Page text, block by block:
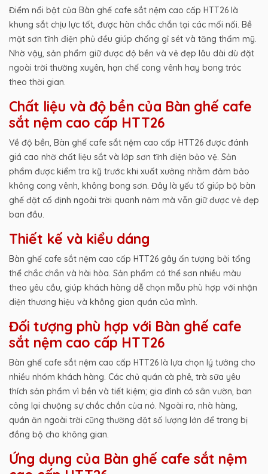
Điểm nổi bật của Bàn ghế cafe sắt nệm cao cấp HTT26 là
khung sắt chịu lực tốt, được hàn chắc chắn tại các mối nối. Bề
mặt sơn tĩnh điện phủ đều giúp chống gỉ sét và tăng thẩm mỹ.
Nhờ vậy, sản phẩm giữ được độ bền và vẻ đẹp lâu dài dù đặt
ngoài trời thường xuyên, hạn chế cong vênh hay bong tróc
theo thời gian.
Chất liệu và độ bền của Bàn ghế cafe
sắt nệm cao cấp HTT26
Về độ bền, Bàn ghế cafe sắt nệm cao cấp HTT26 được đánh
giá cao nhờ chất liệu sắt và lớp sơn tĩnh điện bảo vệ. Sản
phẩm được kiểm tra kỹ trước khi xuất xưởng nhằm đảm bảo
không cong vênh, không bong sơn. Đây là yếu tố giúp bộ bàn
ghế đặt cố định ngoài trời quanh năm mà vẫn giữ được vẻ đẹp
ban đầu.
Thiết kế và kiểu dáng
Bàn ghế cafe sắt nệm cao cấp HTT26 gây ấn tượng bởi tổng
thể chắc chắn và hài hòa. Sản phẩm có thể sơn nhiều màu
theo yêu cầu, giúp khách hàng dễ chọn mẫu phù hợp với nhận
diện thương hiệu và không gian quán của mình.
Đối tượng phù hợp với Bàn ghế cafe
sắt nệm cao cấp HTT26
Bàn ghế cafe sắt nệm cao cấp HTT26 là lựa chọn lý tưởng cho
nhiều nhóm khách hàng. Các chủ quán cà phê, trà sữa yêu
thích sản phẩm vì bền và tiết kiệm; gia đình có sân vườn, ban
công lại chuộng sự chắc chắn của nó. Ngoài ra, nhà hàng,
quán ăn ngoài trời cũng thường đặt số lượng lớn để trang bị
đồng bộ cho không gian.
Ứng dụng của Bàn ghế cafe sắt nệm